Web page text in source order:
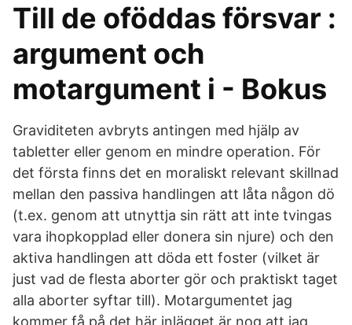
Till de oföddas försvar :
argument och
motargument i - Bokus
Graviditeten avbryts antingen med hjälp av
tabletter eller genom en mindre operation. För
det första finns det en moraliskt relevant skillnad
mellan den passiva handlingen att låta någon dö
(t.ex. genom att utnyttja sin rätt att inte tvingas
vara ihopkopplad eller donera sin njure) och den
aktiva handlingen att döda ett foster (vilket är
just vad de flesta aborter gör och praktiskt taget
alla aborter syftar till). Motargumentet jag
kommer få på det här inlägget är nog att jag